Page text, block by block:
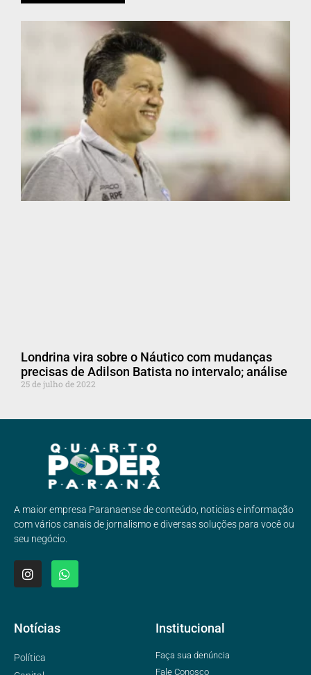
Londrina vira sobre o Náutico com mudanças
precisas de Adilson Batista no intervalo; análise
25 de julho de 2022
A maior empresa Paranaense de conteúdo, noticias e informação
com vários canais de jornalismo e diversas soluções para você ou
seu negócio.
Notícias
Política
Institucional
Faça sua denúncia
Fale Conosco